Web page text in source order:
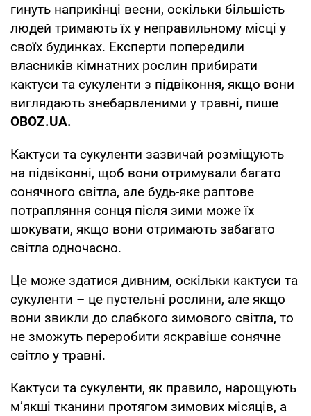
гинуть наприкінці весни, оскільки більшість
людей тримають їх у неправильному місці у
своїх будинках. Експерти попередили
власників кімнатних рослин прибирати
кактуси та сукуленти з підвіконня, якщо вони
виглядають знебарвленими у травні, пише
OBOZ.UA.
Кактуси та сукуленти зазвичай розміщують
на підвіконні, щоб вони отримували багато
сонячного світла, але будь-яке раптове
потрапляння сонця після зими може їх
шокувати, якщо вони отримають забагато
світла одночасно.
Це може здатися дивним, оскільки кактуси та
сукуленти – це пустельні рослини, але якщо
вони звикли до слабкого зимового світла, то
не зможуть переробити яскравіше сонячне
світло у травні.
Кактуси та сукуленти, як правило, нарощують
м’якші тканини протягом зимових місяців, а